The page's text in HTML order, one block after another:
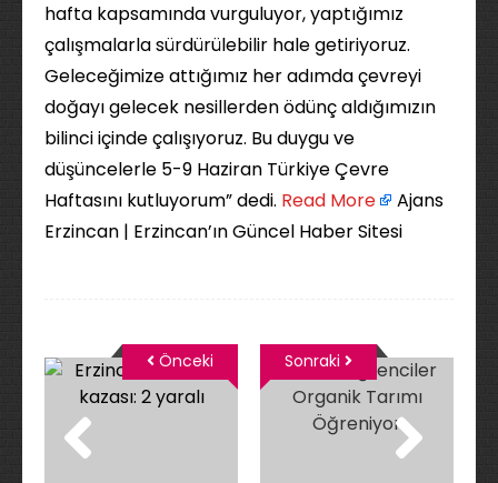
hafta kapsamında vurguluyor, yaptığımız
çalışmalarla sürdürülebilir hale getiriyoruz.
Geleceğimize attığımız her adımda çevreyi
doğayı gelecek nesillerden ödünç aldığımızın
bilinci içinde çalışıyoruz. Bu duygu ve
düşüncelerle 5-9 Haziran Türkiye Çevre
Haftasını kutluyorum” dedi. ​ Read More
Ajans
Erzincan | Erzincan’ın Güncel Haber Sitesi
Önceki Sonraki